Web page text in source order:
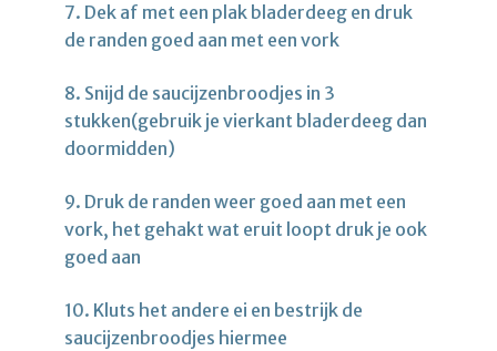
7. Dek af met een plak bladerdeeg en druk
de randen goed aan met een vork
8. Snijd de saucijzenbroodjes in 3
stukken(gebruik je vierkant bladerdeeg dan
doormidden)
9. Druk de randen weer goed aan met een
vork, het gehakt wat eruit loopt druk je ook
goed aan
10. Kluts het andere ei en bestrijk de
saucijzenbroodjes hiermee